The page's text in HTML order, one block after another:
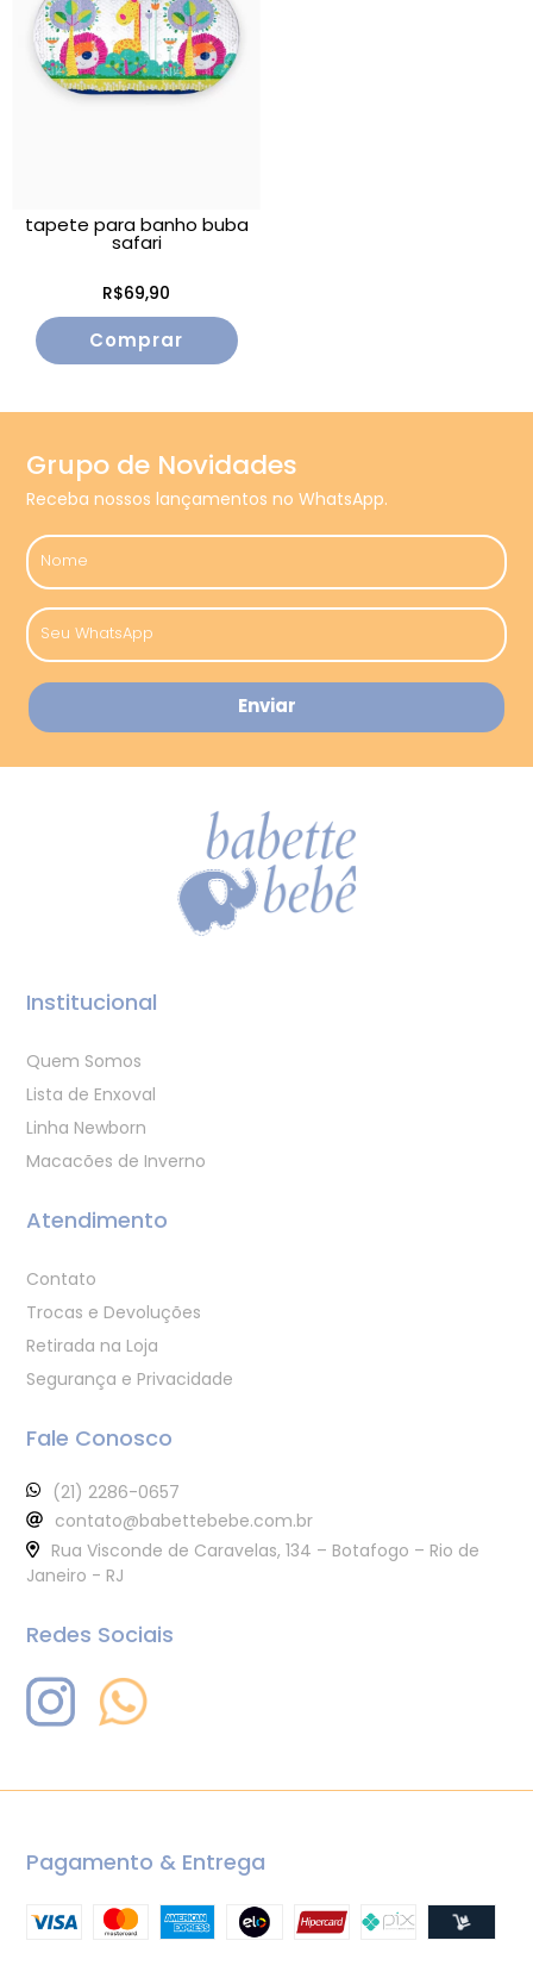
tapete para banho buba
safari
R$69,90
Grupo de Novidades
Receba nossos lançamentos no WhatsApp.
Institucional
Quem Somos
Lista de Enxoval
Linha Newborn
Macacões de Inverno
Atendimento
Contato
Trocas e Devoluções
Retirada na Loja
Segurança e Privacidade
Fale Conosco
(21) 2286-0657
contato@babettebebe.com.br
Rua Visconde de Caravelas, 134 – Botafogo – Rio de
Janeiro - RJ
Redes Sociais
Pagamento & Entrega